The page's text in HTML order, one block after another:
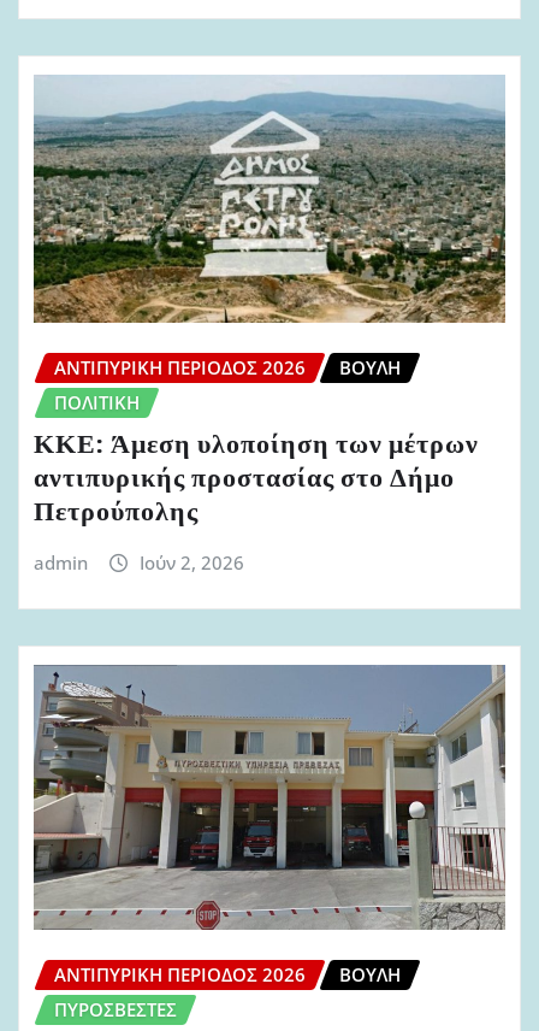
ΑΝΤΙΠΥΡΙΚΉ ΠΕΡΊΟΔΟΣ 2026
ΒΟΥΛΉ
ΠΟΛΙΤΙΚΉ
ΚΚΕ: Άμεση υλοποίηση των μέτρων
αντιπυρικής προστασίας στο Δήμο
Πετρούπολης
admin Ιούν 2, 2026
ΑΝΤΙΠΥΡΙΚΉ ΠΕΡΊΟΔΟΣ 2026
ΒΟΥΛΉ
ΠΥΡΟΣΒΈΣΤΕΣ